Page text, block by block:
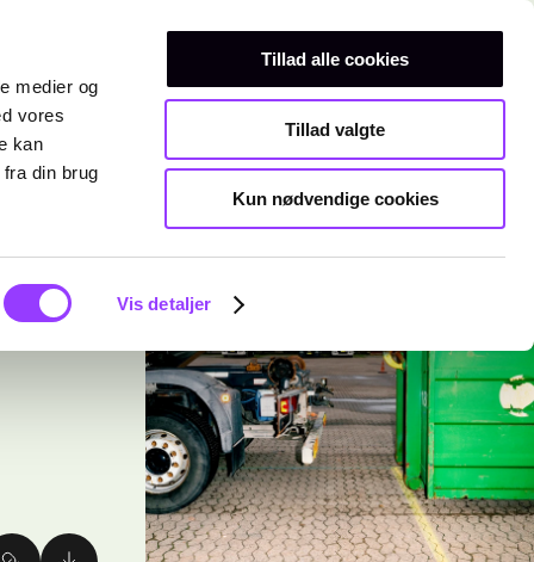
medier og
vores
kan
din brug
Vis detaljer
Tillad alle cookies
Tillad valgte
Kun nødvendige cookies
Teknisk gymnasiumKurser